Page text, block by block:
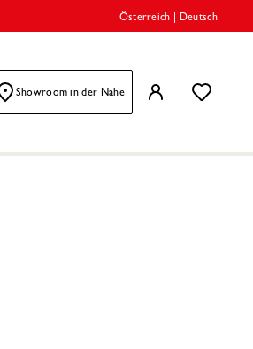
Österreich Deutsch
Showroom in der Nähe